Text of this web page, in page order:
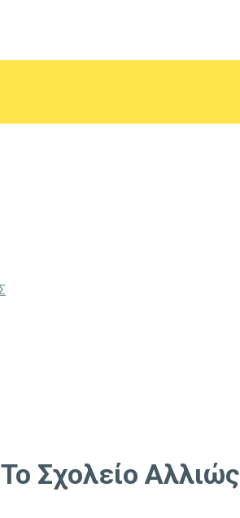
Σχολείο Αλλιώς